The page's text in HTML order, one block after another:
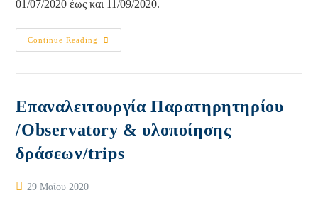
01/07/2020 έως και 11/09/2020.
Continue Reading
Αναστολή
Λειτουργίας
Καλοκαιρινή
Περίοδο
Επαναλειτουργία Παρατηρητηρίου
/Observatory & υλοποίησης
δράσεων/trips
Post29 Μαΐου 2020